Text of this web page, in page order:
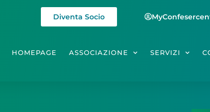
Diventa Socio
HOMEPAGE ASSOCIAZIONE SERVIZI